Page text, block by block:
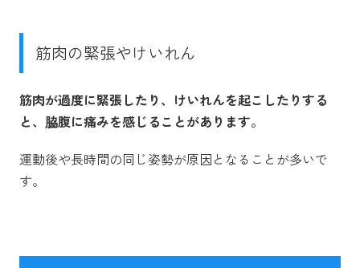
筋肉の緊張やけいれん
筋肉が過度に緊張したり、けいれんを起こしたりする
と、脇腹に痛みを感じることがあります。
運動後や長時間の同じ姿勢が原因となることが多いで
す。